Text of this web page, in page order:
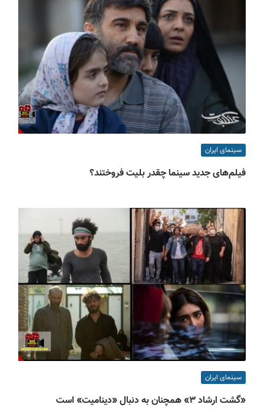
سینمای ایران
فیلم‌های جدید سینما چقدر بلیت فروختند؟
سینمای ایران
«گشت ارشاد ۳» همچنان به دنبال «دینامیت» است